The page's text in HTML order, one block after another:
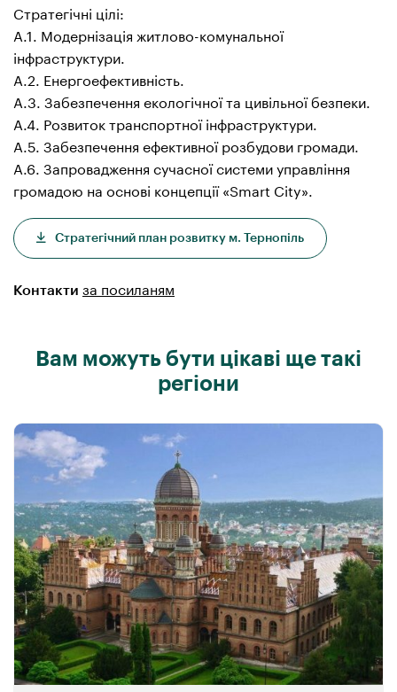
Стратегічні цілі:
A.1. Модернізація житлово-комунальної
інфраструктури.
A.2. Енергоефективність.
A.3. Забезпечення екологічної та цивільної безпеки.
A.4. Розвиток транспортної інфраструктури.
A.5. Забезпечення ефективної розбудови громади.
A.6. Запровадження сучасної системи управління
громадою на основі концепції «Smart City».
Cтратегічний план розвитку м. Тернопіль
Контакти за посиланям
Вам можуть бути цікаві ще такі
регіони